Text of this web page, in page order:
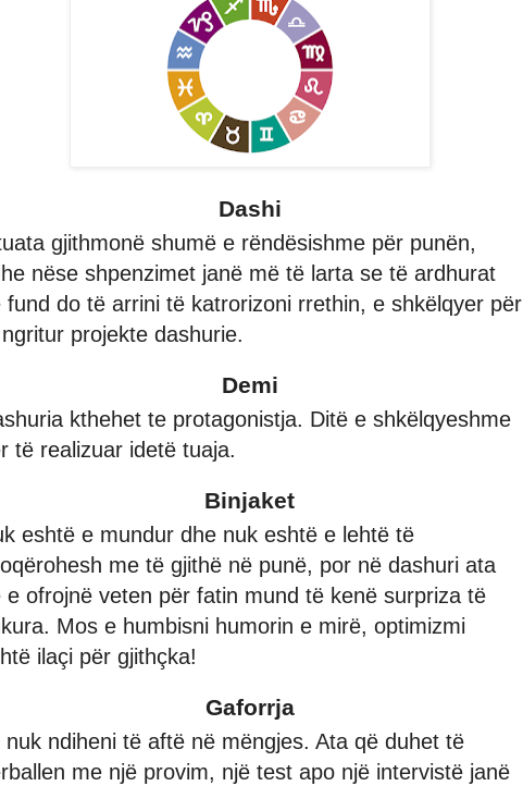
Dashi
gjithmonë shumë e rëndësishme për punën,
nëse shpenzimet janë më të larta se të ardhurat
fund do të arrini të katrorizoni rrethin, e shkëlqyer për
projekte dashurie.
Demi
kthehet te protagonistja. Ditë e shkëlqyeshme
të realizuar idetë tuaja.
Binjaket
eshtë e mundur dhe nuk eshtë e lehtë të
me të gjithë në punë, por në dashuri ata
e ofrojnë veten për fatin mund të kenë surpriza të
Mos e humbisni humorin e mirë, optimizmi
ilaçi për gjithçka!
Gaforrja
nuk ndiheni të aftë në mëngjes. Ata që duhet të
me një provim, një test apo një intervistë janë